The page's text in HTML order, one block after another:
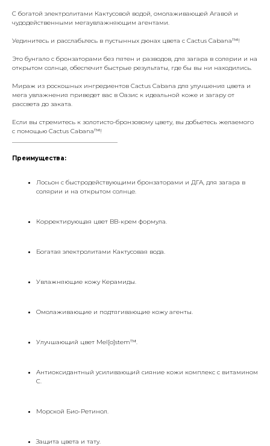
С богатой электролитами Кактусовой водой, омолаживающей Агавой и
чудодейственными мегаувлажняющим агентами.
Уединитесь и расслабьтесь в пустынных дюнах цвета с Cactus Cabana™!
Это бунгало с бронзаторами без пятен и разводов, для загара в солярии и на
открытом солнце, обеспечит быстрые результаты, где бы вы ни находились.
Мираж из роскошных ингредиентов Cactus Cabana для улучшения цвета и
мега увлажнения приведет вас в Оазис к идеальной коже и загару от
рассвета до заката.
Если вы стремитесь к золотисто-бронзовому цвету, вы добьетесь желаемого
с помощью Cactus Cabana™!
Преимущества:
Лосьон с быстродействующими бронзаторами и ДГА, для загара в
солярии и на открытом солнце.
Корректирующая цвет BB-крем формула.
Богатая электролитами Кактусовая вода.
Увлажняющие кожу Керамиды.
Омолаживающие и подтягивающие кожу агенты.
Улучшающий цвет Mel[o]stem™.
Антиоксидантный усиливающий сияние кожи комплекс с витамином
С.
Морской Био-Ретинол.
Защита цвета и тату.